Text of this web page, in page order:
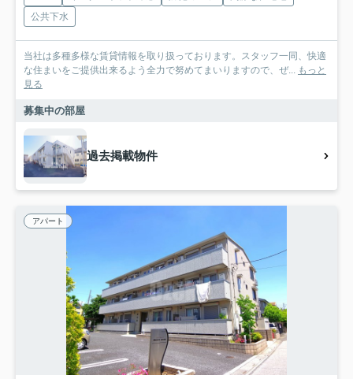
公共下水
当社は多種多様な賃貸情報を取り扱っております。スタッフ一同、快適
な住まいをご提供出来るよう全力で努めてまいりますので、ぜ... もっと
見る
募集中の部屋
過去掲載物件
アパート